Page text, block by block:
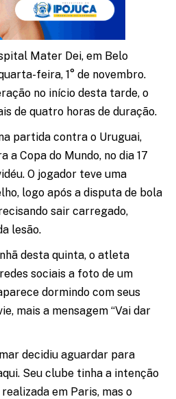
Mater Dei, em Belo
feira, 1° de novembro.
no início desta tarde, o
de quatro horas de duração.
partida contra o Uruguai,
a Copa do Mundo, no dia 17
O jogador teve uma
logo após a disputa de bola
sair carregado,
lesão.
desta quinta, o atleta
sociais a foto de um
dormindo com seus
mais a mensagem “Vai dar
decidiu aguardar para
Seu clube tinha a intenção
em Paris, mas o